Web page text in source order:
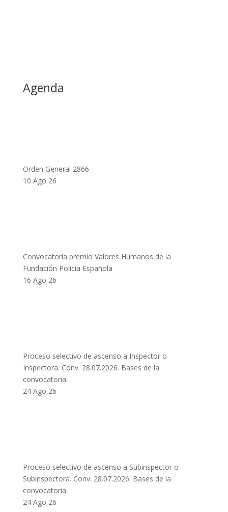
Agenda
Orden General 2866
10 Ago 26
Convocatoria premio Valores Humanos de la
Fundación Policía Española
16 Ago 26
Proceso selectivo de ascenso a Inspector o
Inspectora. Conv. 28.07.2026. Bases de la
convocatoria.
24 Ago 26
Proceso selectivo de ascenso a Subinspector o
Subinspectora. Conv. 28.07.2026. Bases de la
convocatoria.
24 Ago 26